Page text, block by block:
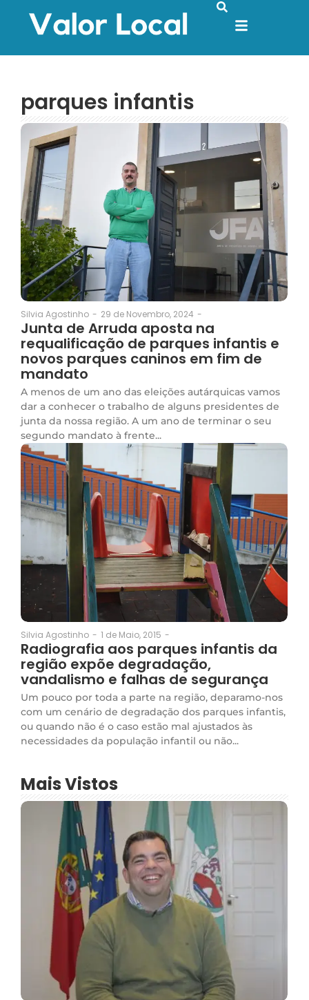
parques infantis
Silvia Agostinho - 29 de Novembro, 2024 -
Junta de Arruda aposta na
requalificação de parques infantis e
novos parques caninos em fim de
mandato
A menos de um ano das eleições autárquicas vamos
dar a conhecer o trabalho de alguns presidentes de
junta da nossa região. A um ano de terminar o seu
segundo mandato à frente...
Silvia Agostinho - 1 de Maio, 2015 -
Radiografia aos parques infantis da
região expõe degradação,
vandalismo e falhas de segurança
Um pouco por toda a parte na região, deparamo-nos
com um cenário de degradação dos parques infantis,
ou quando não é o caso estão mal ajustados às
necessidades da população infantil ou não...
Mais Vistos